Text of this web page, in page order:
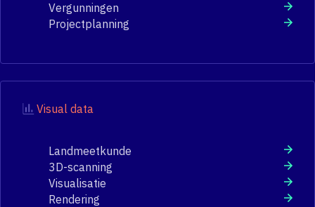
Vergunningen
Projectplanning
Visual data
Landmeetkunde
3D-scanning
Visualisatie
Rendering